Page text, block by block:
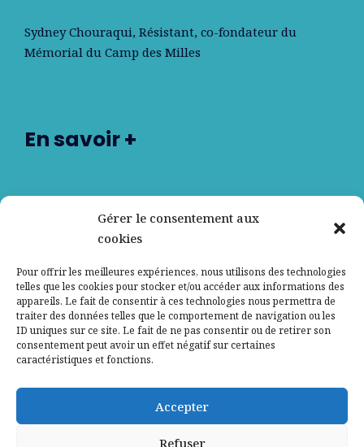
Gérer le consentement aux
cookies
Pour offrir les meilleures expériences, nous utilisons des technologies
telles que les cookies pour stocker et/ou accéder aux informations des
appareils. Le fait de consentir à ces technologies nous permettra de
traiter des données telles que le comportement de navigation ou les
ID uniques sur ce site. Le fait de ne pas consentir ou de retirer son
consentement peut avoir un effet négatif sur certaines
caractéristiques et fonctions.
Accepter
Refuser
Sydney Chouraqui, Résistant, co-fondateur du
Mémorial du Camp des Milles
En savoir +
Contactez-nous
Mentions légales